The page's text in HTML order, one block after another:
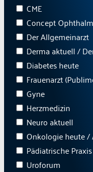
CME
Concept
Der Allgemeinarzt
Derma aktuell /
Diabetes heute
Frauenarzt
Gyne
Herzmedizin
Neuro aktuell
Onkologie heute /
Pädiatrische Praxis
Uroforum